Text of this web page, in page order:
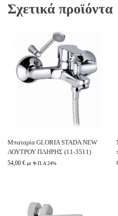
Σχετικά προϊόντα
Μπαταρία GLORIA STADA NEW
ΛΟΥΤΡΟΥ ΠΛΗΡΗΣ (11-3511)
54,00 € με Φ.Π.Α 24%